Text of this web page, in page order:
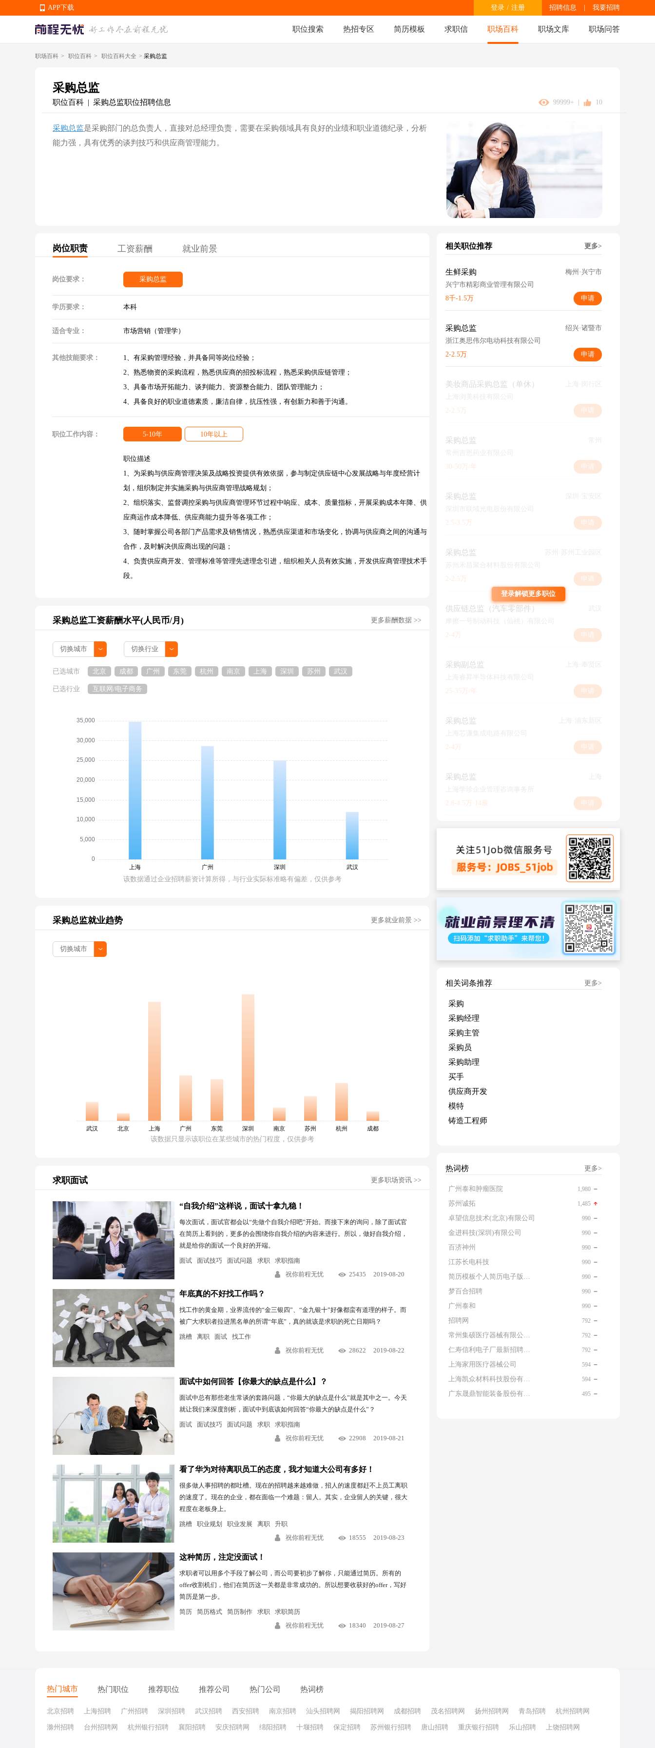
APP下载 招聘信息 我要招聘
登录 / 注册
职位搜索 热招专区 简历模板 求职信 职场百科 职场文库 职场问答
职场百科 > 职位百科 > 职位百科大全 > 采购总监
采购总监
职位百科 | 采购总监职位招聘信息 99999+ 10
采购总监是采购部门的总负责人，直接对总经理负责，需要在采购领域具有良好的业绩和职业道德纪录，分析
能力强，具有优秀的谈判技巧和供应商管理能力。
岗位职责 工资薪酬 就业前景
岗位要求： 采购总监
学历要求： 本科
适合专业： 市场营销（管理学）
其他技能要求：
1、有采购管理经验，并具备同等岗位经验；
2、熟悉物资的采购流程，熟悉供应商的招投标流程，熟悉采购供应链管理；
3、具备市场开拓能力、谈判能力、资源整合能力、团队管理能力；
4、具备良好的职业道德素质，廉洁自律，抗压性强，有创新力和善于沟通。
职位工作内容： 5-10年 10年以上
职位描述
1、为采购与供应商管理决策及战略投资提供有效依据，参与制定供应链中心发展战略与年度经营计
划，组织制定并实施采购与供应商管理战略规划；
2、组织落实、监督调控采购与供应商管理环节过程中响应、成本、质量指标，开展采购成本年降、供
应商运作成本降低、供应商能力提升等各项工作；
3、随时掌握公司各部门产品需求及销售情况，熟悉供应渠道和市场变化，协调与供应商之间的沟通与
合作，及时解决供应商出现的问题；
4、负责供应商开发、管理标准等管理先进理念引进，组织相关人员有效实施，开发供应商管理技术手
段。
采购总监工资薪酬水平(人民币/月) 更多薪酬数据 >>
已选城市 北京 成都 广州 东莞 杭州 南京 上海 深圳 苏州 武汉
已选行业 互联网/电子商务
该数据通过企业招聘薪资计算所得，与行业实际标准略有偏差，仅供参考
采购总监就业趋势 更多就业前景 >>
该数据只显示该职位在某些城市的热门程度，仅供参考
求职面试 更多职场资讯 >>
“自我介绍”这样说，面试十拿九稳！
每次面试，面试官都会以“先做个自我介绍吧”开始。而接下来的询问，除了面试官
在简历上看到的，更多的会围绕你自我介绍的内容来进行。所以，做好自我介绍，
就是给你的面试一个良好的开端。
面试 面试技巧 面试问题 求职
求职指南
祝你前程无忧
25435 2019-08-20
年底真的不好找工作吗？
找工作的黄金期，业界流传的“金三银四”、“金九银十”好像都蛮有道理的样子。而
被广大求职者拉进黑名单的所谓“年底”，真的就该是求职的死亡日期吗？
跳槽 离职 面试
找工作
祝你前程无忧
28622 2019-08-22
面试中如何回答【你最大的缺点是什么】？
面试中总有那些老生常谈的套路问题，“你最大的缺点是什么”就是其中之一。今天
就让我们来深度剖析，面试中到底该如何回答“你最大的缺点是什么”？
面试 面试技巧 面试问题 求职
求职指南
祝你前程无忧
22908 2019-08-21
看了华为对待离职员工的态度，我才知道大公司有多好！
很多做人事招聘的都吐槽。现在的招聘越来越难做，招人的速度都赶不上员工离职
的速度了。现在的企业，都在面临一个难题：留人。其实，企业留人的关键，很大
程度在老板身上。
跳槽 职业规划 职业发展 离职
升职
祝你前程无忧
18555 2019-08-23
这种简历，注定没面试！
求职者可以用多个手段了解公司，而公司要初步了解你，只能通过简历。所有的
offer收割机们，他们在简历这一关都是非常成功的。所以想要收获好的offer，写好
简历是第一步。
简历 简历格式 简历制作 求职
求职简历
祝你前程无忧
18340 2019-08-27
相关职位推荐 更多>
生鲜采购
梅州·兴宁市
兴宁市精彩商业管理有限公司
8千-1.5万
申请
采购总监
绍兴·诸暨市
浙江奥思伟尔电动科技有限公司
2-2.5万
申请
美妆商品采购总监（单休）
2-2.5万
申请
采购总监
30-50万/年
申请
采购总监
2.5-3.5万
申请
采购总监
2-2.5万
申请
供应链总监（汽车零部件）
2-4万
申请
采购副总监
25-35万/年
申请
采购总监
2-4万
申请
采购总监
2.8-4.5万·14薪
申请
登录解锁更多职位
相关词条推荐 更多>
采购
采购经理
采购主管
采购员
采购助理
买手
供应商开发
模特
铸造工程师
热词榜 更多>
广州泰和肿瘤医院 1,980
苏州诚拓 1,485
卓望信息技术(北京)有限公司 990
金进科技(深圳)有限公司 990
百济神州 990
江苏长电科技 990
简历模板个人简历电子版免费 990
梦百合招聘 990
广州泰和 990
招聘网 792
常州集硕医疗器械有限公司 名片 792
仁寿信利电子厂最新招聘信息查询 792
上海家用医疗器械公司 594
上海凯众材料科技股份有限公司招聘电话 594
广东晟鼎智能装备股份有限公司 495
热门城市 热门职位 推荐职位 推荐公司 热门公司 热词榜
北京招聘 上海招聘 广州招聘 深圳招聘 武汉招聘 西安招聘 南京招聘 汕头招聘网 揭阳招聘网 成都招聘 茂名招聘网 扬州招聘网 青岛招聘 杭州招聘网
滁州招聘 台州招聘网 杭州银行招聘 襄阳招聘 安庆招聘网 绵阳招聘 十堰招聘 保定招聘 苏州银行招聘 唐山招聘 重庆银行招聘 乐山招聘 上饶招聘网